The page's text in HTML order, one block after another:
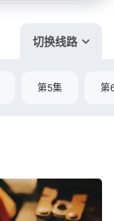
切换线路
第5集 第